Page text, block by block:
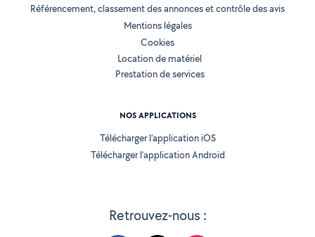
Retrouvez-nous :
Référencement, classement des annonces et contrôle des avis
Mentions légales
Cookies
Location de matériel
Prestation de services
NOS APPLICATIONS
Télécharger l’application iOS
Télécharger l’application Android